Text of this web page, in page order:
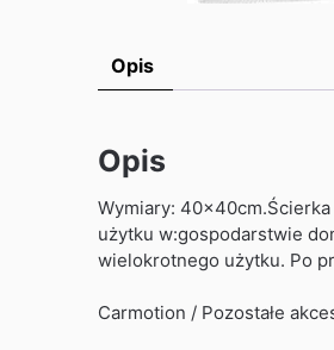
Opis
Opis
Wymiary:
użytku w:gospodarstwie
wielokrotnego użytku. Po
Carmotion / Pozostałe